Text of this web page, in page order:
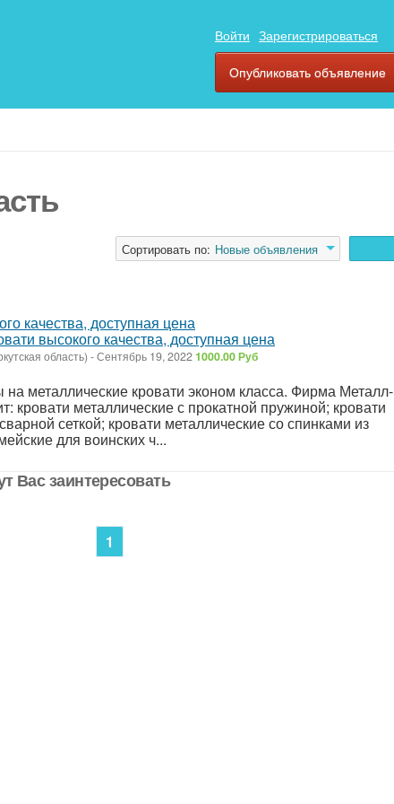
Войти Зарегистрироваться
Опубликовать объявление
Сортировать по: Новые объявления
высокого качества, доступная цена
область) -Сентябрь 19, 20221000.00 Руб
металлические кровати эконом класса. Фирма Металл-
кровати металлические с прокатной пружиной; кровати
сеткой; кровати металлические со спинками из
для воинских ч...
Вас заинтересовать
1